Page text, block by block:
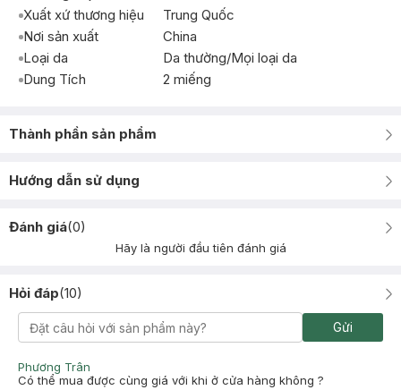
Xuất xứ thương hiệu
Trung Quốc
Nơi sản xuất
China
Loại da
Da thường/Mọi loại da
Dung Tích
2 miếng
Thành phần sản phẩm
Hướng dẫn sử dụng
Đánh giá(0)
Hãy là người đầu tiên đánh giá
Hỏi đáp(10)
Gửi
Phương Trân
Có thể mua được cùng giá với khi ở cửa hàng không ?